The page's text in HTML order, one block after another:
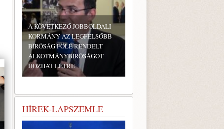
A KÖVETKEZŐ JOBBOLDALI
KORMÁNY AZ LEGFELSŐBB
BÍRÓSÁG FÖLÉ RENDELT
ALKOTMÁNYBÍRÓSÁGOT
HOZHAT LÉTRE
HÍREK-LAPSZEMLE